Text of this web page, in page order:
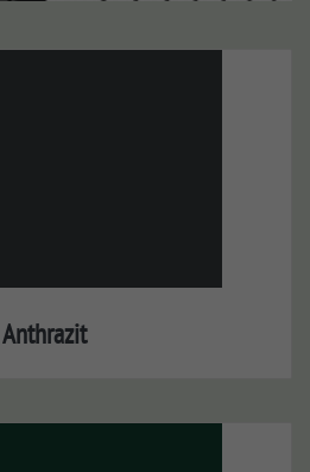
Anthrazit